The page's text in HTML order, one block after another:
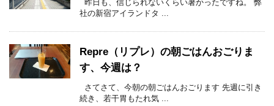
昨日も、信じられないくらい暑かったですね。 弊
社の新宿アイランドタ ...
Repre（リプレ）の朝ごはんおごりま
す、今週は？
さてさて、今朝の朝ごはんおごります 先週に引き
続き、若干胃もたれ気 ...